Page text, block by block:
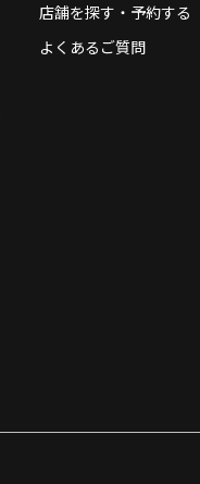
いただいたくことがあり
る場合もございます。
店舗を探す・予約する
よくあるご質問